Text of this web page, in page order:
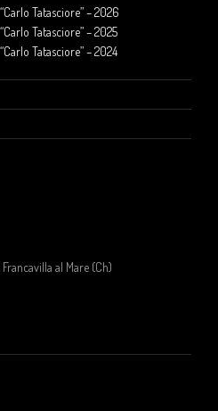
Tatasciore” – 2026
Tatasciore” – 2025
Tatasciore” – 2024
al Mare (Ch)